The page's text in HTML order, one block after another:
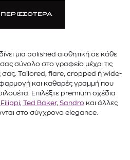
ΠΕΡΙΣΣΟΤΕΡΑ
μια polished αισθητική σε κάθε
σύνολο στο γραφείο μέχρι τις
σας. Tailored, flare, cropped ή wide-
και καθαρές γραμμή που
Επιλέξτε premium σχέδια
, Ted Baker, Sandroκαι άλλες
στο σύγχρονο elegance.